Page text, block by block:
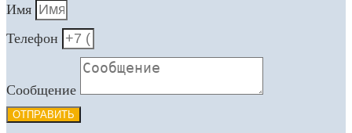
Имя
Телефон
Сообщение
ОТПРАВИТЬ